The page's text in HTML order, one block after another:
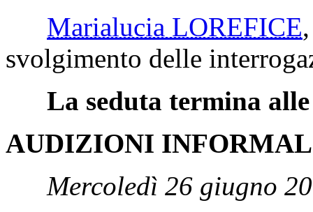
Marialucia LOREFICE
svolgimento delle
La seduta termina
AUDIZIONI
Mercoledì 26 giugno